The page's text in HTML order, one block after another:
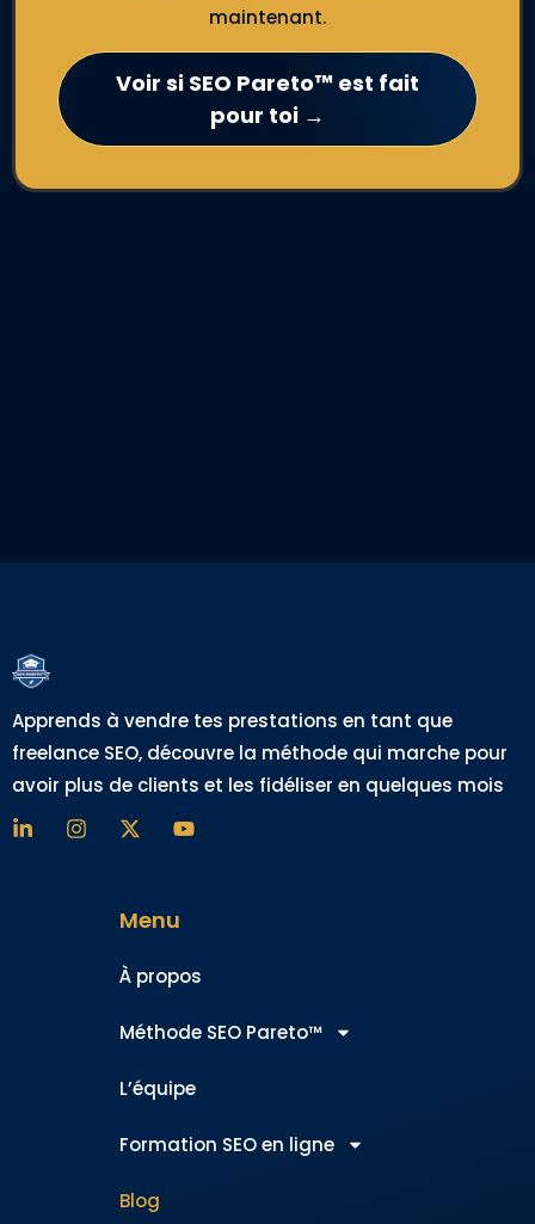
maintenant.
Voir si SEO Pareto™ est fait
pour toi →
Apprends à vendre tes prestations en tant que
freelance SEO, découvre la méthode qui marche pour
avoir plus de clients et les fidéliser en quelques mois
Menu
À propos
Méthode SEO Pareto™
L’équipe
Formation SEO en ligne
Blog